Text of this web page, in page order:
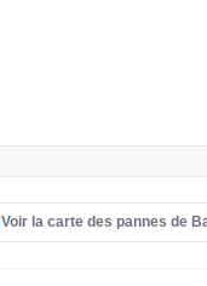
Voir la carte des pannes de